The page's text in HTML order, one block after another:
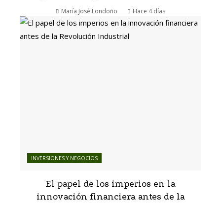
María José Londoño Hace 4 días
INVERSIONES Y NEGOCIOS
El papel de los imperios en la
innovación financiera antes de la